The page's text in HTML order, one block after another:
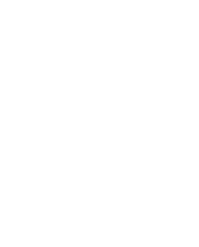
SEGRETI CON HELENA